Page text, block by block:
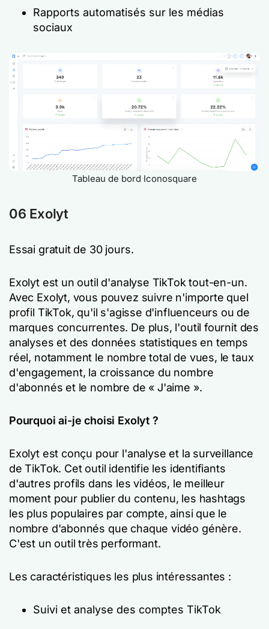
Rapports automatisés sur les médias
sociaux
Tableau de bord Iconosquare
06 Exolyt
Essai gratuit de 30 jours.
Exolyt est un outil d'analyse TikTok tout-en-un.
Avec Exolyt, vous pouvez suivre n'importe quel
profil TikTok, qu'il s'agisse d'influenceurs ou de
marques concurrentes. De plus, l'outil fournit des
analyses et des données statistiques en temps
réel, notamment le nombre total de vues, le taux
d'engagement, la croissance du nombre
d'abonnés et le nombre de « J'aime ».
Pourquoi ai-je choisi Exolyt ?
Exolyt est conçu pour l'analyse et la surveillance
de TikTok. Cet outil identifie les identifiants
d'autres profils dans les vidéos, le meilleur
moment pour publier du contenu, les hashtags
les plus populaires par compte, ainsi que le
nombre d'abonnés que chaque vidéo génère.
C'est un outil très performant.
Les caractéristiques les plus intéressantes :
Suivi et analyse des comptes TikTok